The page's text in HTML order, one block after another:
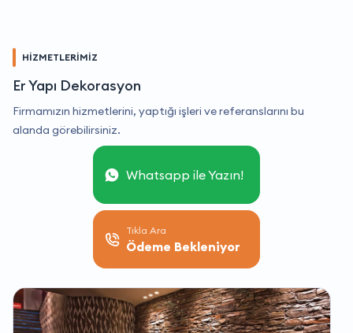
HİZMETLERİMİZ
Er Yapı Dekorasyon
Firmamızın hizmetlerini, yaptığı işleri ve referanslarını bu
alanda görebilirsiniz.
Whatsapp ile Yazın!
Tıkla Ara
Ödeme Bekleniyor